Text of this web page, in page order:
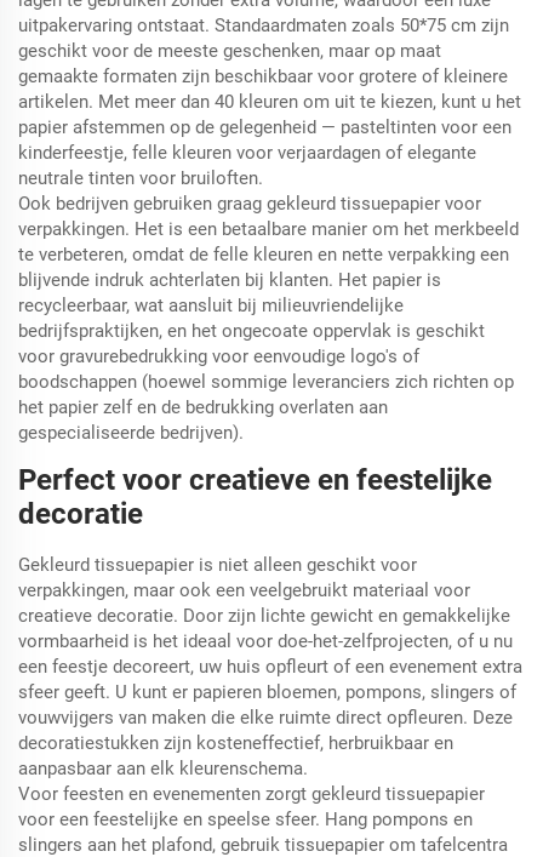
uitpakervaring ontstaat. Standaardmaten zoals 50*75 cm zijn
geschikt voor de meeste geschenken, maar op maat
gemaakte formaten zijn beschikbaar voor grotere of kleinere
artikelen. Met meer dan 40 kleuren om uit te kiezen, kunt u het
papier afstemmen op de gelegenheid — pasteltinten voor een
kinderfeestje, felle kleuren voor verjaardagen of elegante
neutrale tinten voor bruiloften.
Ook bedrijven gebruiken graag gekleurd tissuepapier voor
verpakkingen. Het is een betaalbare manier om het merkbeeld
te verbeteren, omdat de felle kleuren en nette verpakking een
blijvende indruk achterlaten bij klanten. Het papier is
recycleerbaar, wat aansluit bij milieuvriendelijke
bedrijfspraktijken, en het ongecoate oppervlak is geschikt
voor gravurebedrukking voor eenvoudige logo's of
boodschappen (hoewel sommige leveranciers zich richten op
het papier zelf en de bedrukking overlaten aan
gespecialiseerde bedrijven).
Perfect voor creatieve en feestelijke
decoratie
Gekleurd tissuepapier is niet alleen geschikt voor
verpakkingen, maar ook een veelgebruikt materiaal voor
creatieve decoratie. Door zijn lichte gewicht en gemakkelijke
vormbaarheid is het ideaal voor doe-het-zelfprojecten, of u nu
een feestje decoreert, uw huis opfleurt of een evenement extra
sfeer geeft. U kunt er papieren bloemen, pompons, slingers of
vouwvijgers van maken die elke ruimte direct opfleuren. Deze
decoratiestukken zijn kosteneffectief, herbruikbaar en
aanpasbaar aan elk kleurenschema.
Voor feesten en evenementen zorgt gekleurd tissuepapier
voor een feestelijke en speelse sfeer. Hang pompons en
slingers aan het plafond, gebruik tissuepapier om tafelcentra